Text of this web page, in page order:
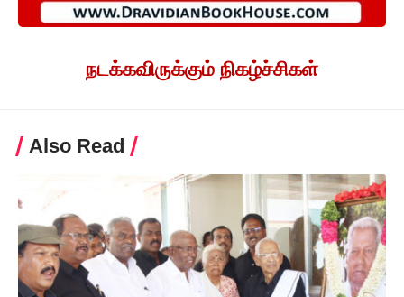
நடக்கவிருக்கும் நிகழ்ச்சிகள்
Also Read